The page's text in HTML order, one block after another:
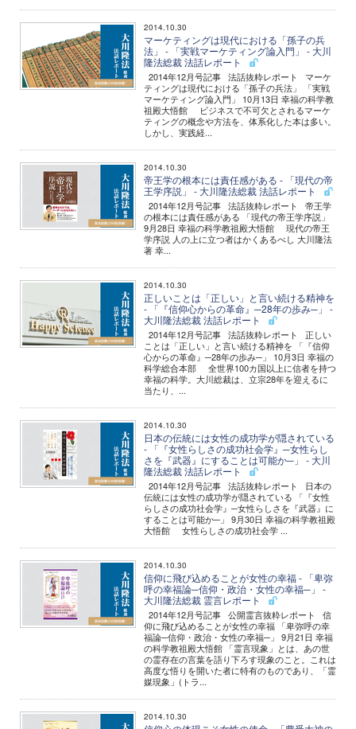
2014.10.30
マーケティングは現代における「孫子の兵
法」 - 「実戦マーケティング論入門」 - 大川
隆法総裁 法話レポート
2014年12月号記事 法話抜粋レポート マーケ
ティングは現代における「孫子の兵法」 「実戦
マーケティング論入門」 10月13日 幸福の科学教
祖殿大悟館 ビジネスで不可欠とされるマーケ
ティングの概念や方法を、体系化した本は多い。
しかし、実践経...
2014.10.30
帝王学の根本には責任感がある - 「現代の帝
王学序説」 - 大川隆法総裁 法話レポート
2014年12月号記事 法話抜粋レポート 帝王学
の根本には責任感がある 「現代の帝王学序説」
9月28日 幸福の科学教祖殿大悟館 現代の帝王
学序説 人の上に立つ者はかくあるべし 大川隆法
著 幸...
2014.10.30
正しいことは「正しい」と言い続ける精神を
- 「『信仰心からの革命』─28年の歩み─」 -
大川隆法総裁 法話レポート
2014年12月号記事 法話抜粋レポート 正しい
ことは「正しい」と言い続ける精神を 「『信仰
心からの革命』─28年の歩み─」 10月3日 幸福の
科学総合本部 全世界100カ国以上に信者を持つ
幸福の科学。大川総裁は、立宗28年を迎えるに
当たり、...
2014.10.30
日本の伝統には女性の成功学が隠されている
- 「『女性らしさの成功社会学』─女性らし
さを『武器』にすることは可能か─」 - 大川
隆法総裁 法話レポート
2014年12月号記事 法話抜粋レポート 日本の
伝統には女性の成功学が隠されている 「『女性
らしさの成功社会学』─女性らしさを『武器』に
することは可能か─」 9月30日 幸福の科学教祖殿
大悟館 女性らしさの成功社会学 ...
2014.10.30
信仰に飛び込めることが女性の幸福 - 「卑弥
呼の幸福論─信仰・政治・女性の幸福─」 -
大川隆法総裁 霊言レポート
2014年12月号記事 公開霊言抜粋レポート 信
仰に飛び込めることが女性の幸福 「卑弥呼の幸
福論─信仰・政治・女性の幸福─」 9月21日 幸福
の科学教祖殿大悟館 「霊言現象」とは、あの世
の霊存在の言葉を語り下ろす現象のこと。これは
高度な悟りを開いた者に特有のものであり、「霊
媒現象」(トラ...
2014.10.30